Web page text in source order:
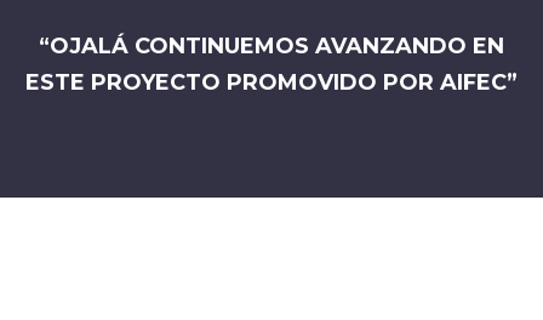
“OJALÁ CONTINUEMOS AVANZANDO EN
ESTE PROYECTO PROMOVIDO POR AIFEC”